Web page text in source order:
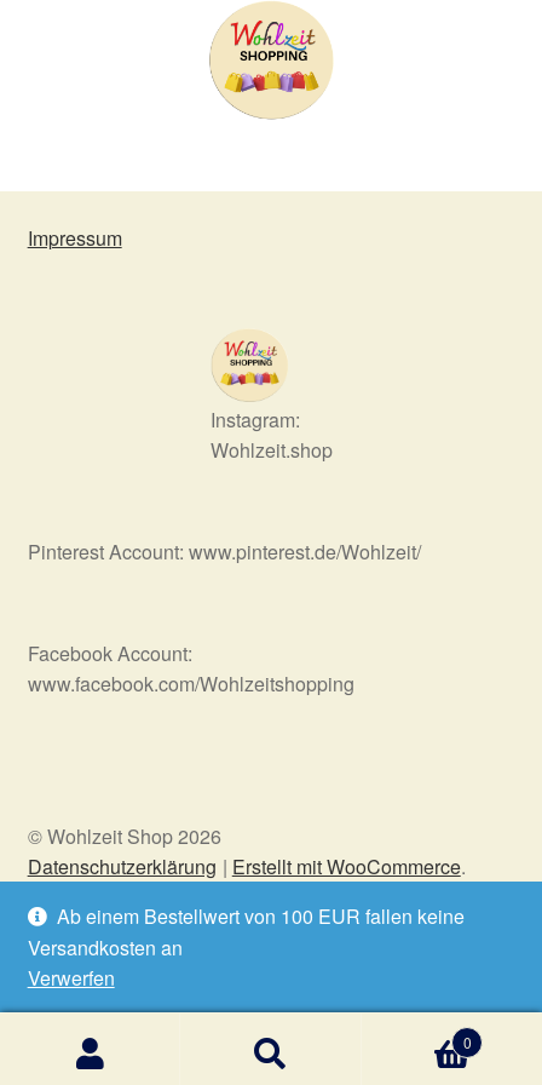
Ab einem Bestellwert von 100 EUR fallen keine
Versandkosten an
Verwerfen
Impressum
Instagram:
Wohlzeit.shop
Pinterest Account: www.pinterest.de/Wohlzeit/
Facebook Account:
www.facebook.com/Wohlzeitshopping
© Wohlzeit Shop 2026
Datenschutzerklärung
Erstellt mit WooCommerce.
Suchen
0